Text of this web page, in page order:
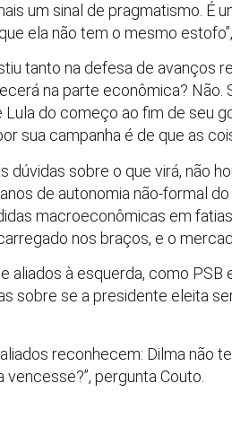
um sinal de pragmatismo. É
ela não tem o mesmo
tanto na defesa de avanços
na parte econômica?
do começo ao fim de seu
sua campanha é de que as
dúvidas sobre o que virá, não
de autonomia não-formal
macroeconômicas em
nos braços, e o
aliados à esquerda, como
sobre se a presidente eleita
reconhecem: Dilma não
pergunta Couto.